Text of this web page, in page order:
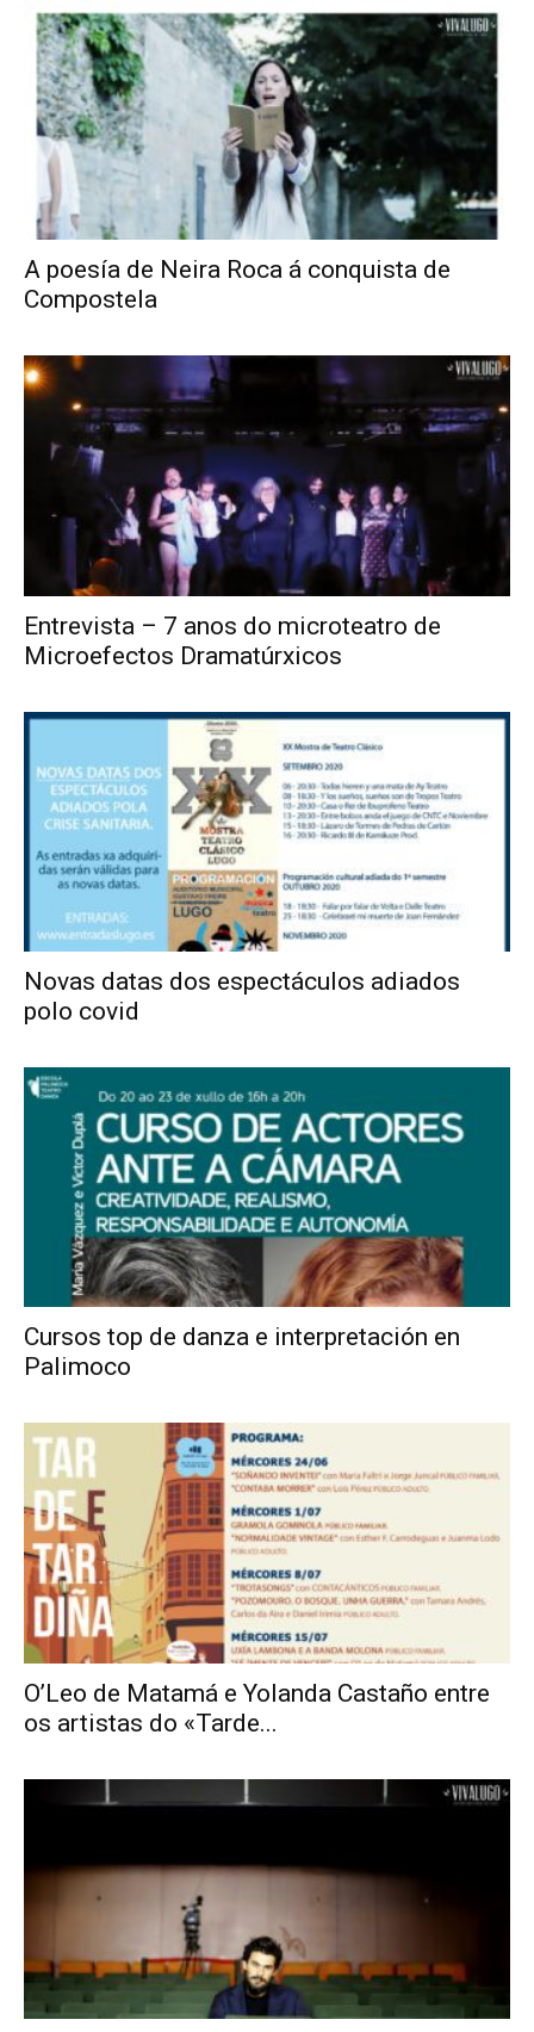
A poesía de Neira Roca á conquista de
Compostela
Entrevista – 7 anos do microteatro de
Microefectos Dramatúrxicos
Novas datas dos espectáculos adiados
polo covid
Cursos top de danza e interpretación en
Palimoco
O’Leo de Matamá e Yolanda Castaño entre
os artistas do «Tarde...